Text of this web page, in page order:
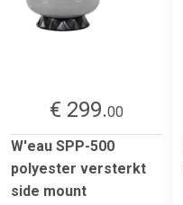
€ 299.00
W'eau SPP-500
polyester versterkt
side mount